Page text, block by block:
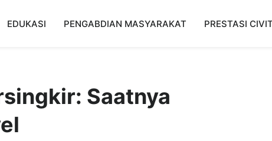
EDUKASI PENGABDIAN MASYARAKAT PRESTASI
Saatnya